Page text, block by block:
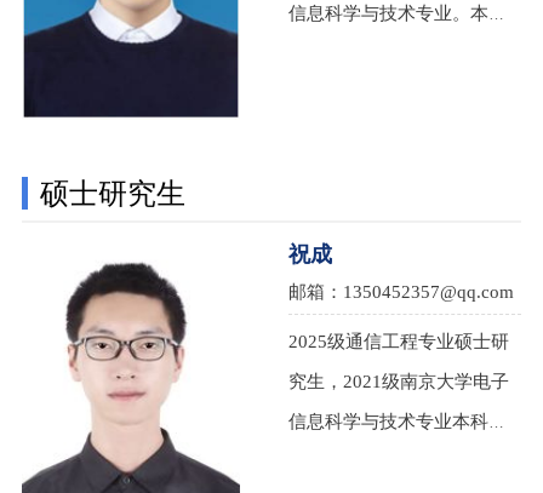
信息科学与技术专业。本科
足球
硕士研究生
祝成
邮箱：1350452357@qq.com
2025级通信工程专业硕士研
究生，2021级南京大学电子
信息科学与技术专业本科